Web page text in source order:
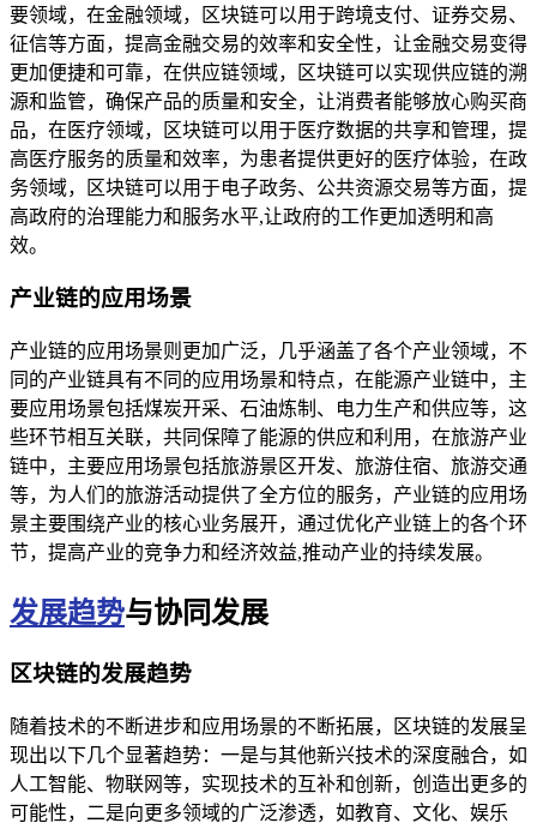
要领域，在金融领域，区块链可以用于跨境支付、证券交易、
征信等方面，提高金融交易的效率和安全性，让金融交易变得
更加便捷和可靠，在供应链领域，区块链可以实现供应链的溯
源和监管，确保产品的质量和安全，让消费者能够放心购买商
品，在医疗领域，区块链可以用于医疗数据的共享和管理，提
高医疗服务的质量和效率，为患者提供更好的医疗体验，在政
务领域，区块链可以用于电子政务、公共资源交易等方面，提
高政府的治理能力和服务水平,让政府的工作更加透明和高
效。
产业链的应用场景
产业链的应用场景则更加广泛，几乎涵盖了各个产业领域，不
同的产业链具有不同的应用场景和特点，在能源产业链中，主
要应用场景包括煤炭开采、石油炼制、电力生产和供应等，这
些环节相互关联，共同保障了能源的供应和利用，在旅游产业
链中，主要应用场景包括旅游景区开发、旅游住宿、旅游交通
等，为人们的旅游活动提供了全方位的服务，产业链的应用场
景主要围绕产业的核心业务展开，通过优化产业链上的各个环
节，提高产业的竞争力和经济效益,推动产业的持续发展。
发展趋势与协同发展
区块链的发展趋势
随着技术的不断进步和应用场景的不断拓展，区块链的发展呈
现出以下几个显著趋势：一是与其他新兴技术的深度融合，如
人工智能、物联网等，实现技术的互补和创新，创造出更多的
可能性，二是向更多领域的广泛渗透，如教育、文化、娱乐